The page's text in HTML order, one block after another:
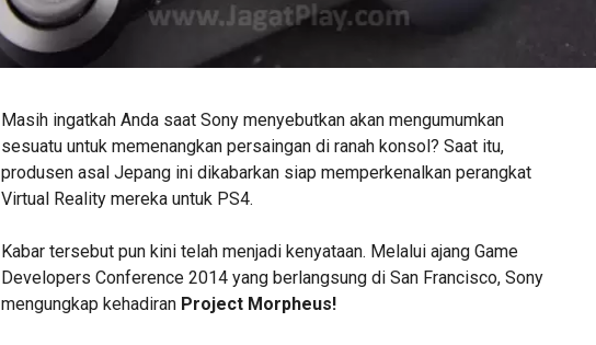
Masih ingatkah Anda saat Sony menyebutkan akan mengumumkan
sesuatu untuk memenangkan persaingan di ranah konsol? Saat itu,
produsen asal Jepang ini dikabarkan siap memperkenalkan perangkat
Virtual Reality mereka untuk PS4.
Kabar tersebut pun kini telah menjadi kenyataan. Melalui ajang Game
Developers Conference 2014 yang berlangsung di San Francisco, Sony
mengungkap kehadiran Project Morpheus!